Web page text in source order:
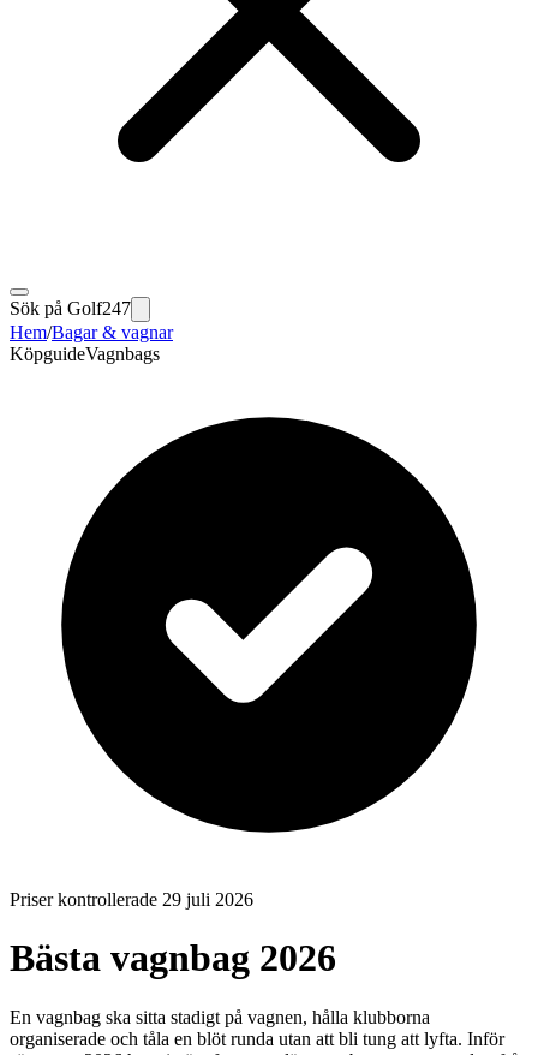
Sök på Golf247
Hem/Bagar & vagnar
KöpguideVagnbags
Priser kontrollerade 29 juli 2026
Bästa vagnbag 2026
En vagnbag ska sitta stadigt på vagnen, hålla klubborna
organiserade och tåla en blöt runda utan att bli tung att lyfta. Inför